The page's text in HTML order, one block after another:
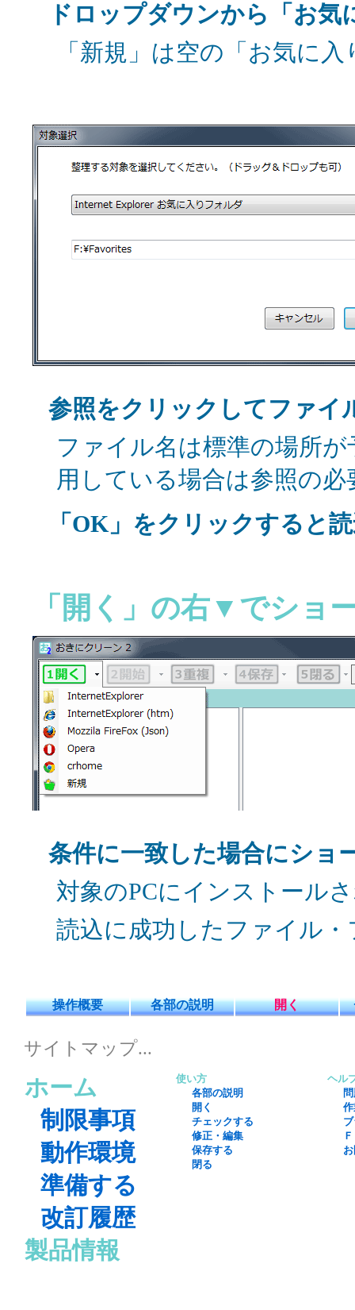
ドロップダウンから「お
「新規」は空の「お気に
参照をクリックしてファイ
ファイル名は標準の場所
用している場合は参照の
「OK」をクリックすると
「開く」の右▼でショ
条件に一致した場合にショ
対象のPCにインストール
読込に成功したファイル
操作概要 各部の説明 開く
サイトマップ...
ホーム
制限事項
動作環境
準備する
改訂履歴
製品情報
使い方
各部の説明
開く
チェックする
修正・編集
保存する
閉る
ヘル